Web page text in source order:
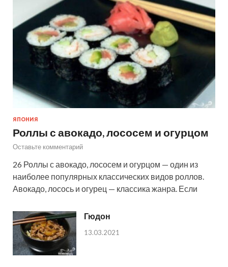
ЯПОНИЯ
Роллы с авокадо, лососем и огурцом
Оставьте комментарий
26 Роллы с авокадо, лососем и огурцом — один из
наиболее популярных классических видов роллов.
Авокадо, лосось и огурец — классика жанра. Если
Гюдон
13.03.2021